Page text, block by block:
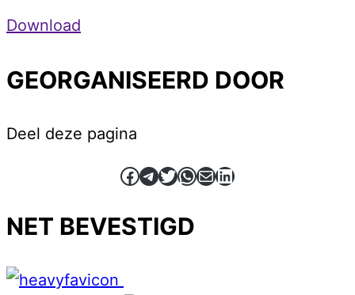
Download
GEORGANISEERD DOOR
Deel deze pagina
Facebook
Telegram
Twitter
WhatsApp
E-mailLinkedIn
NET BEVESTIGD